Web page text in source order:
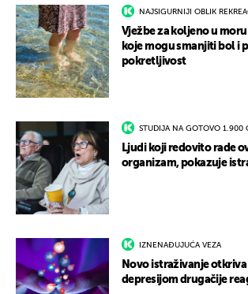
NAJSIGURNIJI OBLIK
Vježbe za koljeno u
koje mogu smanjiti bol i
pokretljivost
STUDIJA NA GOTOVO 1.900
Ljudi koji redovito rade
organizam, pokazuje
IZNENAĐUJUĆA VEZA
Novo istraživanje otkriva
depresijom drugačije